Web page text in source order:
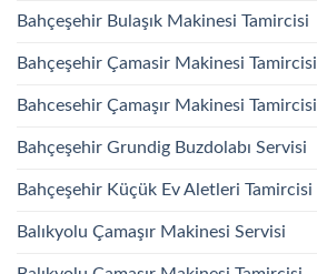
Bahçeşehir Bulaşık Makinesi Tamircisi
Bahçeşehir Çamasir Makinesi Tamircisi
Bahcesehir Çamaşır Makinesi Tamircisi
Bahçeşehir Grundig Buzdolabı Servisi
Bahçeşehir Küçük Ev Aletleri Tamircisi
Balıkyolu Çamaşır Makinesi Servisi